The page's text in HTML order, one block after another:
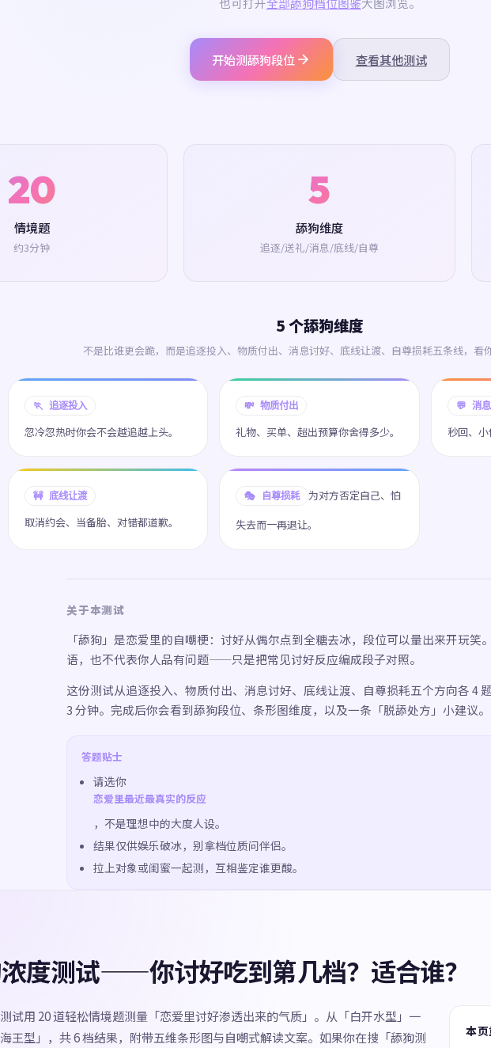
开始测舔狗段位 查看其他测试
20
情境题
约3分钟
5
舔狗维度
追逐/送礼/消息/底线/自尊
5 个舔狗维度
不是比谁更会跪，而是追逐投入、物质付出、消息讨好、底线让渡、自尊损耗五条线，看
🏃 追逐投入
忽冷忽热时你会不会越追越上头。
💸 物质付出
礼物、买单、超出预算你舍得多少。
💬 消
秒回、小
🚧 底线让渡
取消约会、当备胎、对错都道歉。
🎭 自尊损耗 为对方否定自己、怕
失去而一再退让。
关于本测试
「舔狗」是恋爱里的自嘲梗：讨好从偶尔点到全糖去冰，段位可以量出来开玩笑
语，也不代表你人品有问题——只是把常见讨好反应编成段子对照。
这份测试从追逐投入、物质付出、消息讨好、底线让渡、自尊损耗五个方向各 4
3 分钟。完成后你会看到舔狗段位、条形图维度，以及一条「脱舔处方」小建议。
答题贴士
请选你
恋爱里最近最真实的反应
，不是理想中的大度人设。
结果仅供娱乐破冰，别拿档位质问伴侣。
拉上对象或闺蜜一起测，互相鉴定谁更酸。
度测试——你讨好吃到第几档？适合谁？
试用 20 道轻松情境题测量「恋爱里讨好渗透出来的气质」。从「白开水型」一
王型」，共 6 档结果，附带五维条形图与自嘲式解读文案。如果你在搜「舔狗测
本